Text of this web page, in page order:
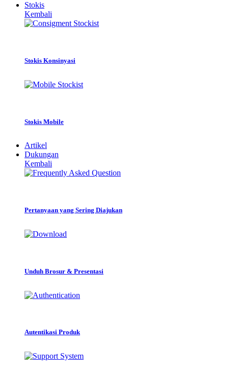
Stokis
Kembali
Stokis Konsinyasi
Stokis Mobile
Artikel
Dukungan
Kembali
Pertanyaan yang Sering Diajukan
Unduh Brosur & Presentasi
Autentikasi Produk